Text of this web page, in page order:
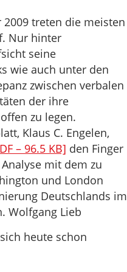
treten die meisten
Nur hinter
seine
wie auch unter den
zwischen verbalen
der ihre
zu legen.
Klaus C. Engelen,
– 96.5 KB] den Finger
mit dem zu
und London
Deutschlands im
Wolfgang Lieb
heute schon